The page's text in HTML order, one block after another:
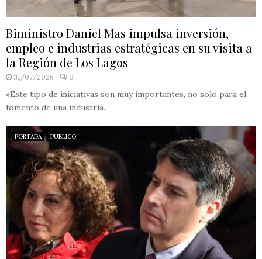
Biministro Daniel Mas impulsa inversión,
empleo e industrias estratégicas en su visita a
la Región de Los Lagos
31/07/2026 0
«Este tipo de iniciativas son muy importantes, no solo para el
fomento de una industria...
PORTADA PUBLICO